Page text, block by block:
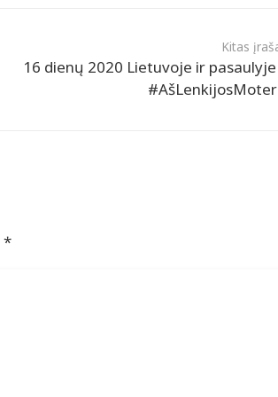
Kitas
16 dienų 2020 Lietuvoje ir pasaulyje
*